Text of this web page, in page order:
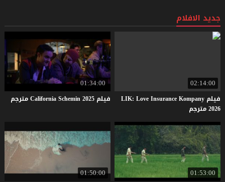
جديد الافلام
02:14:00
فيلم LIK: Love Insurance Kompany
2026 مترجم
01:34:00
فيلم CaliforniaSchemin2025 مترجم
01:53:00
01:50:00